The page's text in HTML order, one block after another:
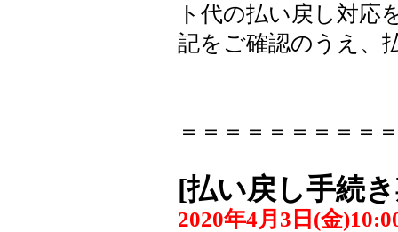
ト代の払い戻し対応
記をご確認のうえ、
＝＝＝＝＝＝＝＝＝
[払い戻し手続
2020年4月3日(金